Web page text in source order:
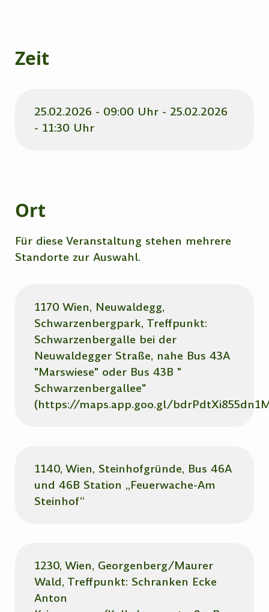
Zeit
25.02.2026 - 09:00 Uhr - 25.02.2026
- 11:30 Uhr
Ort
Für diese Veranstaltung stehen mehrere
Standorte zur Auswahl.
1170 Wien, Neuwaldegg,
Schwarzenbergpark, Treffpunkt:
Schwarzenbergalle bei der
Neuwaldegger Straße, nahe Bus 43A
"Marswiese" oder Bus 43B "
Schwarzenbergallee"
(https://maps.app.goo.gl/
1140, Wien, Steinhofgründe, Bus 46A
und 46B Station „Feuerwache-Am
Steinhof“
1230, Wien, Georgenberg/Maurer
Wald, Treffpunkt: Schranken Ecke
Anton